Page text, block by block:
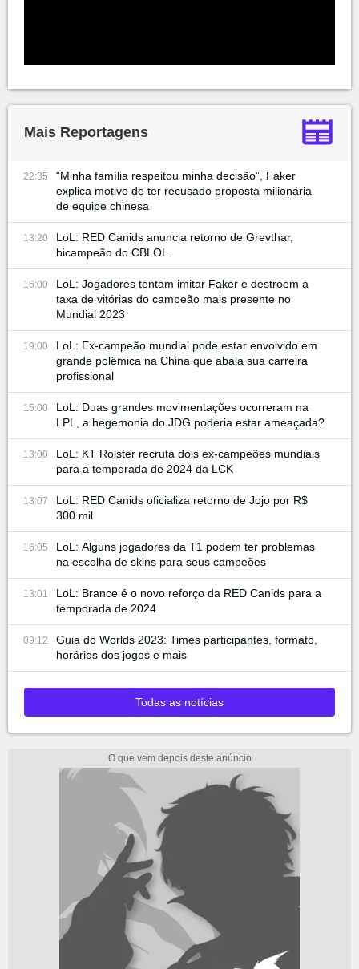
Mais Reportagens
22:35
“Minha família respeitou minha decisão”, Faker
explica motivo de ter recusado proposta milionária
de equipe chinesa
13:20
LoL: RED Canids anuncia retorno de Grevthar,
bicampeão do CBLOL
15:00
LoL: Jogadores tentam imitar Faker e destroem a
taxa de vitórias do campeão mais presente no
Mundial 2023
19:00
LoL: Ex-campeão mundial pode estar envolvido em
grande polêmica na China que abala sua carreira
profissional
15:00
LoL: Duas grandes movimentações ocorreram na
LPL, a hegemonia do JDG poderia estar ameaçada?
13:00
LoL: KT Rolster recruta dois ex-campeões mundiais
para a temporada de 2024 da LCK
13:07
LoL: RED Canids oficializa retorno de Jojo por R$
300 mil
16:05
LoL: Alguns jogadores da T1 podem ter problemas
na escolha de skins para seus campeões
13:01
LoL: Brance é o novo reforço da RED Canids para a
temporada de 2024
09:12
Guia do Worlds 2023: Times participantes, formato,
horários dos jogos e mais
Todas as notícias